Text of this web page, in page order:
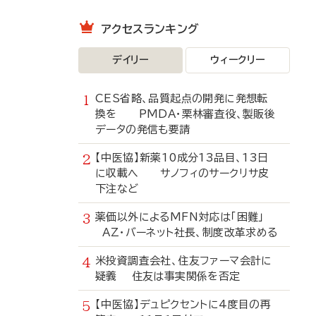
アクセスランキング
デイリー ウィークリー
CES省略、品質起点の開発に発想転
換を PMDA・栗林審査役、製販後
データの発信も要請
【中医協】新薬10成分13品目、13日
に収載へ サノフィのサークリサ皮
下注など
薬価以外によるMFN対応は「困難」
AZ・バーネット社長、制度改革求める
米投資調査会社、住友ファーマ会計に
疑義 住友は事実関係を否定
【中医協】デュピクセントに4度目の再